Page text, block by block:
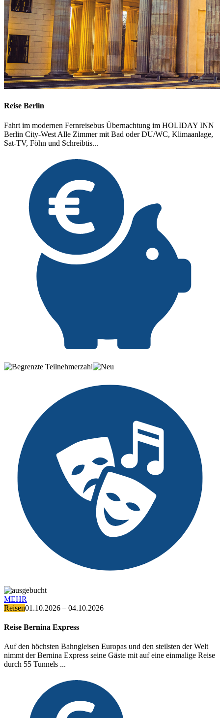
Reise Berlin
Fahrt im modernen Fernreisebus Übernachtung im HOLIDAY INN
Berlin City-West Alle Zimmer mit Bad oder DU/WC, Klimaanlage,
Sat-TV, Föhn und Schreibtis...
MEHR
Reisen01.10.2026 – 04.10.2026
Reise Bernina Express
Auf den höchsten Bahngleisen Europas und den steilsten der Welt
nimmt der Bernina Express seine Gäste mit auf eine einmalige Reise
durch 55 Tunnels ...